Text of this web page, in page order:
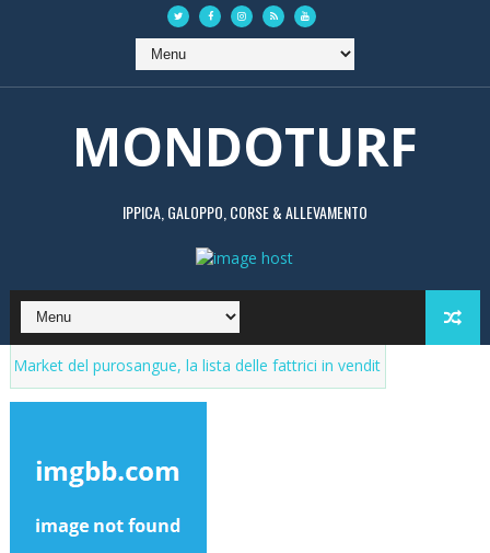
MONDOTURF
IPPICA, GALOPPO, CORSE & ALLEVAMENTO
purosangue, la lista delle fattrici in vendita. Aggiornamenti continui